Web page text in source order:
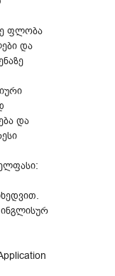
ფლობა
და
და